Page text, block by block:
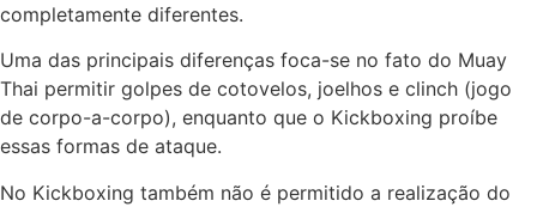
completamente diferentes.
Uma das principais diferenças foca-se no fato do Muay
Thai permitir golpes de cotovelos, joelhos e clinch (jogo
de corpo-a-corpo), enquanto que o Kickboxing proíbe
essas formas de ataque.
No Kickboxing também não é permitido a realização do